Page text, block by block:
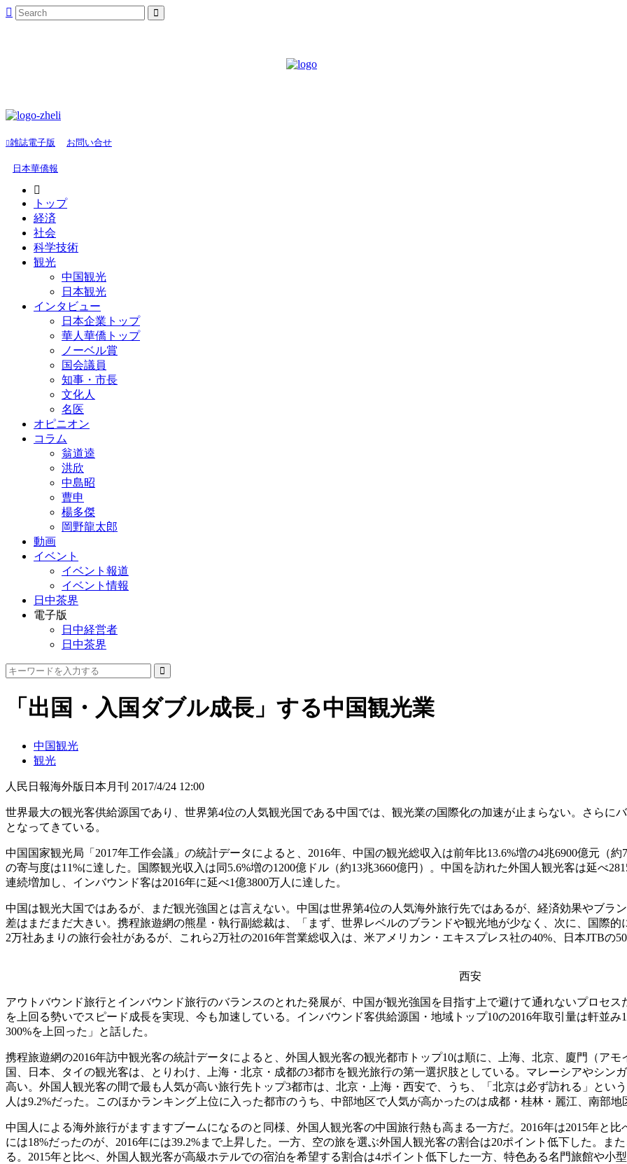
雑誌電子版 お問い合せ
日本華僑報
トップ
経済
社会
科学技術
観光
中国観光
日本観光
インタビュー
日本企業トップ
華人華僑トップ
ノーベル賞
国会議員
知事・市長
文化人
名医
オピニオン
コラム
翁道逵
洪欣
中島昭
曹申
楊多傑
岡野龍太郎
動画
イベント
イベント報道
イベント情報
日中茶界
電子版
日中経営者
日中茶界
「出国・入国ダブル成長」する中国観光業
中国観光
観光
人民日報海外版日本月刊 2017/4/24 12:00
世界最大の観光客供給源国であり、世界第4位の人気観光国である中国では、観光業の国際化の加速が止まらない。さらに
となってきている。
中国国家観光局「2017年工作会議」の統計データによると、2016年、中国の観光総収入は前年比13.6%増の4兆6900億元（
の寄与度は11%に達した。国際観光収入は同5.6%増の1200億ドル（約13兆3660億円）。中国を訪れた外国人観光客は延べ
連続増加し、インバウンド客は2016年に延べ1億3800万人に達した。
中国は観光大国ではあるが、まだ観光強国とは言えない。中国は世界第4位の人気海外旅行先ではあるが、経済効果やブラ
差はまだまだ大きい。携程旅遊網の熊星・執行副総裁は、「まず、世界レベルのブランドや観光地が少なく、次に、国際
2万社あまりの旅行会社があるが、これら2万社の2016年営業総収入は、米アメリカン・エキスプレス社の40%、日本JTBの
西安
アウトバウンド旅行とインバウンド旅行のバランスのとれた発展が、中国が観光強国を目指す上で避けて通れないプロセ
を上回る勢いでスピード成長を実現、今も加速している。インバウンド客供給源国・地域トップ10の2016年取引量は軒並
300%を上回った」と話した。
携程旅遊網の2016年訪中観光客の統計データによると、外国人観光客の観光都市トップ10は順に、上海、北京、廈門（ア
国、日本、タイの観光客は、とりわけ、上海・北京・成都の3都市を観光旅行の第一選択肢としている。マレーシアやシン
高い。外国人観光客の間で最も人気が高い旅行先トップ3都市は、北京・上海・西安で、うち、「北京は必ず訪れる」とい
人は9.2%だった。このほかランキング上位に入った都市のうち、中部地区で人気が高かったのは成都・桂林・麗江、南部
中国人による海外旅行がますますブームになるのと同様、外国人観光客の中国旅行熱も高まる一方だ。2016年は2015年と
には18%だったのが、2016年には39.2%まで上昇した。一方、空の旅を選ぶ外国人観光客の割合は20ポイント低下した。ま
る。2015年と比べ、外国人観光客が高級ホテルでの宿泊を希望する割合は4ポイント低下した一方、特色ある名門旅館や小